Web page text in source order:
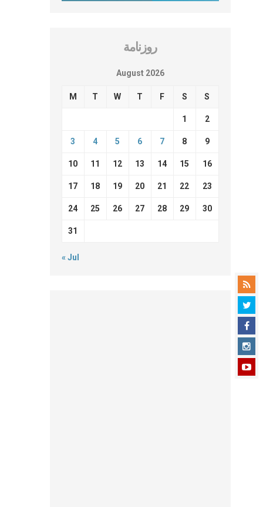
روزنامة
August 2026
M T W T F S S
1 2
3 4 5 6 7 8 9
10 11 12 13 14 15 16
17 18 19 20 21 22 23
24 25 26 27 28 29 30
31
« Jul